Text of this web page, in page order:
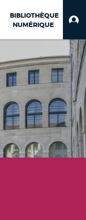
BIBLIOTHÈQUE
NUMÉRIQUE